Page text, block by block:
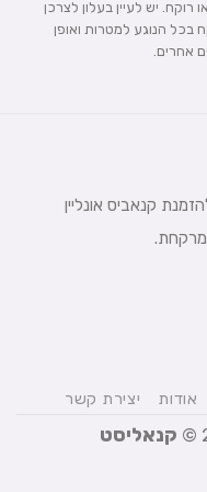
יש לעיין בעלון לצרכן
בכל הנוגע למטרות ואופן
אחרים.
קנאביס אונליין
מרקחת.
אודות יצירת קשר
קנאליסט